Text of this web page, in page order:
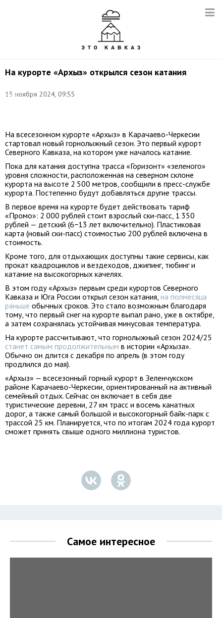
На курорте «Архыз» открылся сезон катания
15 ноября 2024, 09:55
Иван
На всесезонном курорте «Архыз» в Карачаево-Черкесии
стартовал новый горнолыжный сезон. Это первый курорт
Северного Кавказа, на котором уже началось катание.
Пока для катания доступна трасса «Горизонт» «зеленого»
уровня сложности, расположенная на северном склоне
курорта на высоте 2 500 метров, сообщили в пресс-службе
курорта. Постепенно будут добавляться другие трассы.
В первое время на курорте будет действовать тариф
«Промо»: 2 000 рублей стоит взрослый ски-пасс, 1 350
рублей — детский (6−13 лет включительно). Пластиковая
карта (новый ски-пасс) стоимостью 200 рублей включена в
стоимость.
Кроме того, для отдыхающих доступны такие сервисы, как
прокат квадроциклов и вездеходов, джипинг, тюбинг и
катание на высокогорных качелях.
В этом году «Архыз» первым среди курортов Северного
Кавказа и Юга России открыл сезон катания, на полмесяца
раньше обычных сроков. Это стало возможным благодаря
тому, что первый снег на курорте выпал рано, уже в октябре,
а затем сохранялась устойчивая минусовая температура.
На курорте рассчитывают, что горнолыжный сезон 2024/25
станет самым продолжительным в истории «Архыза».
Обычно он длится с декабря по апрель (в этом году
продлился до мая).
«Архыз» — всесезонный горный курорт в Зеленчукском
районе Карачаево-Черкесии, ориентированный на активный
семейный отдых. Сейчас он включает в себя две
туристические деревни, 27 км трасс и восемь канатных
дорог, а также самый большой и высокогорный байк-парк с
трассой 25 км. Планируется, что по итогам 2024 года курорт
сможет принять свыше одного миллиона туристов.
Самое интересное